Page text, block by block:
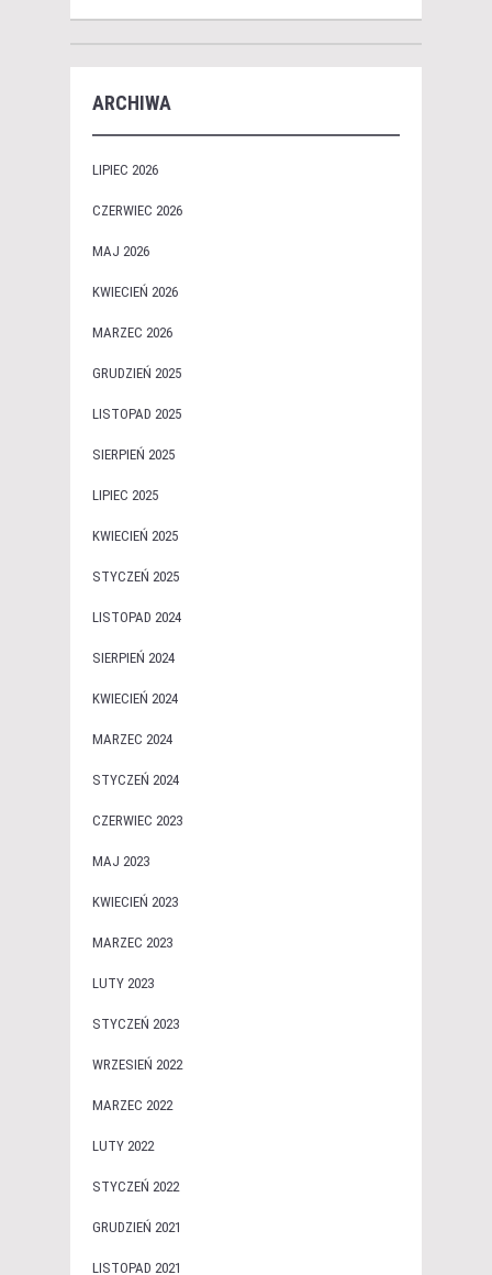
ARCHIWA
LIPIEC 2026
CZERWIEC 2026
MAJ 2026
KWIECIEŃ 2026
MARZEC 2026
GRUDZIEŃ 2025
LISTOPAD 2025
SIERPIEŃ 2025
LIPIEC 2025
KWIECIEŃ 2025
STYCZEŃ 2025
LISTOPAD 2024
SIERPIEŃ 2024
KWIECIEŃ 2024
MARZEC 2024
STYCZEŃ 2024
CZERWIEC 2023
MAJ 2023
KWIECIEŃ 2023
MARZEC 2023
LUTY 2023
STYCZEŃ 2023
WRZESIEŃ 2022
MARZEC 2022
LUTY 2022
STYCZEŃ 2022
GRUDZIEŃ 2021
LISTOPAD 2021